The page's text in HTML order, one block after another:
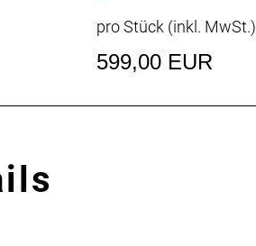
pro Stück (inkl. MwSt.)
599,00 EUR